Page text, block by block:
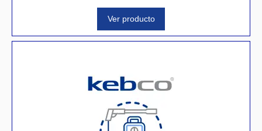
Ver producto